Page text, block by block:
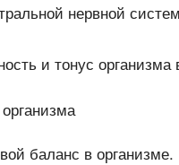
нервной
и тонус организма
баланс в организме.